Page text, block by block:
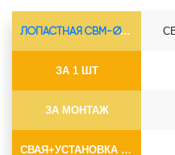
ЛОПАСТНАЯ СВМ-Ø73*5.5
ЗА 1 ШТ
ЗА МОНТАЖ
СВАЯ+УСТАНОВКА (БЕЗ ОГОЛОВКА)